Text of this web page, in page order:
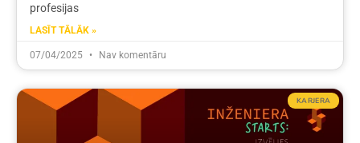
profesijas
LASĪT TĀLĀK »
07/04/2025 Nav komentāru
KARJERA